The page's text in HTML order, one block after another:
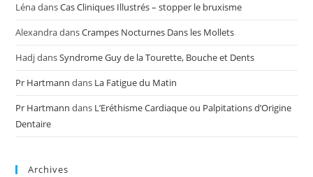
LénadansCas Cliniques Illustrés – stopper le bruxisme
AlexandradansCrampes Nocturnes Dans les Mollets
HadjdansSyndrome Guy de la Tourette, Bouche et Dents
Pr Hartmann dans La Fatigue du Matin
Pr Hartmann dans L’Eréthisme Cardiaque ou Palpitations d’Origine
Dentaire
Archives